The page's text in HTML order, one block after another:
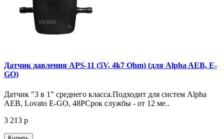
Датчик давления APS-11 (5V, 4k7 Ohm) (для Alpha AEB, E-
GO)
Датчик "3 в 1" среднего класса.Подходит для систем Alpha
AEB, Lovato E-GO, 48РСрок службы - от 12 ме..
3 213 р